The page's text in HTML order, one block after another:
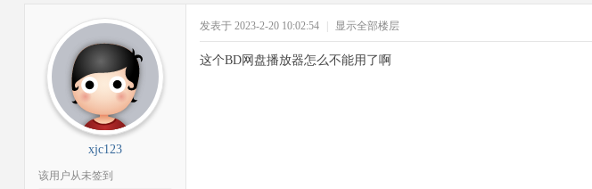
xjc123
该用户从未签到
发表于 2023-2-20 10:02:54 显示全部楼层
这个BD网盘播放器怎么不能用了啊